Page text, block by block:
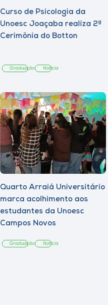
Curso de Psicologia da
Unoesc Joaçaba realiza 2ª
Cerimônia do Botton
Graduação Notícia
Quarto Arraiá Universitário
marca acolhimento aos
estudantes da Unoesc
Campos Novos
Graduação Notícia